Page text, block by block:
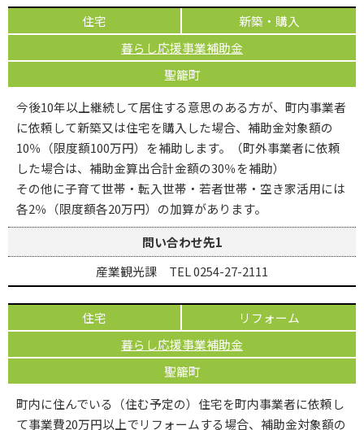
住宅
新築・購入
暮らし応援事業補助金
聖籠町
今後10年以上継続して居住する意思のある方が、町内事業者
に依頼して新築又は住宅を購入した場合、補助金対象額の
10％（限度額100万円）を補助します。（町外事業者に依頼
した場合は、補助金算出合計金額の30％を補助）
その他に子育て世帯・転入世帯・若者世帯・空き家活用には
各2％（限度額各20万円）の加算があります。
問い合わせ先1
産業観光課 TEL 0254-27-2111
住宅
リフォーム
暮らし応援事業補助金
聖籠町
町内に住んでいる（住む予定の）住宅を町内事業者に依頼し
て事業費20万円以上でリフォームする場合、補助金対象額の